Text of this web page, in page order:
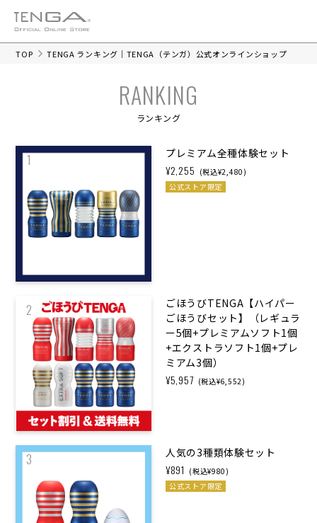
TOP TENGA ランキング｜TENGA（テンガ）公式オンラインショップ
RANKING
ランキング
1 プレミアム全種体験セット
¥2,255 (税込¥2,480)
公式ストア限定
2
ごほうびTENGA【ハイパー
ごほうびセット】（レギュラ
ー5個+プレミアムソフト1個
+エクストラソフト1個+プレ
ミアム3個）
¥5,957 (税込¥6,552)
3 人気の3種類体験セット
¥891 (税込¥980)
公式ストア限定